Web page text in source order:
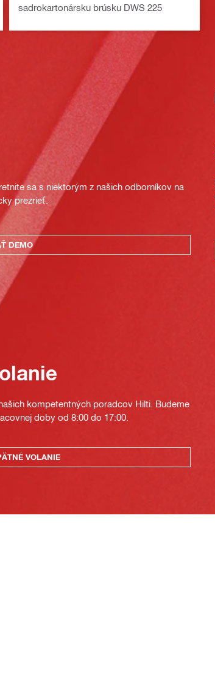
sadrokartonársku brúsku DWS 225
sa s niektorým z našich odborníkov na
prezrieť.
DEMO
kompetentných poradcov Hilti. Budeme
doby od 8:00 do 17:00.
VOLANIE